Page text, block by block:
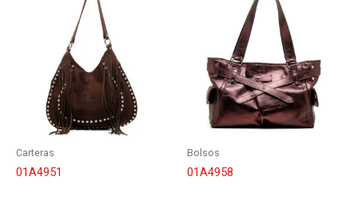
Carteras
01A4951
Bolsos
01A4958